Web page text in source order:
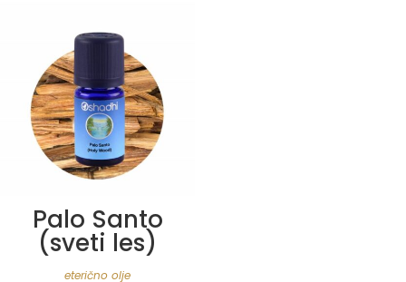
Palo Santo
(sveti les)
eterično olje